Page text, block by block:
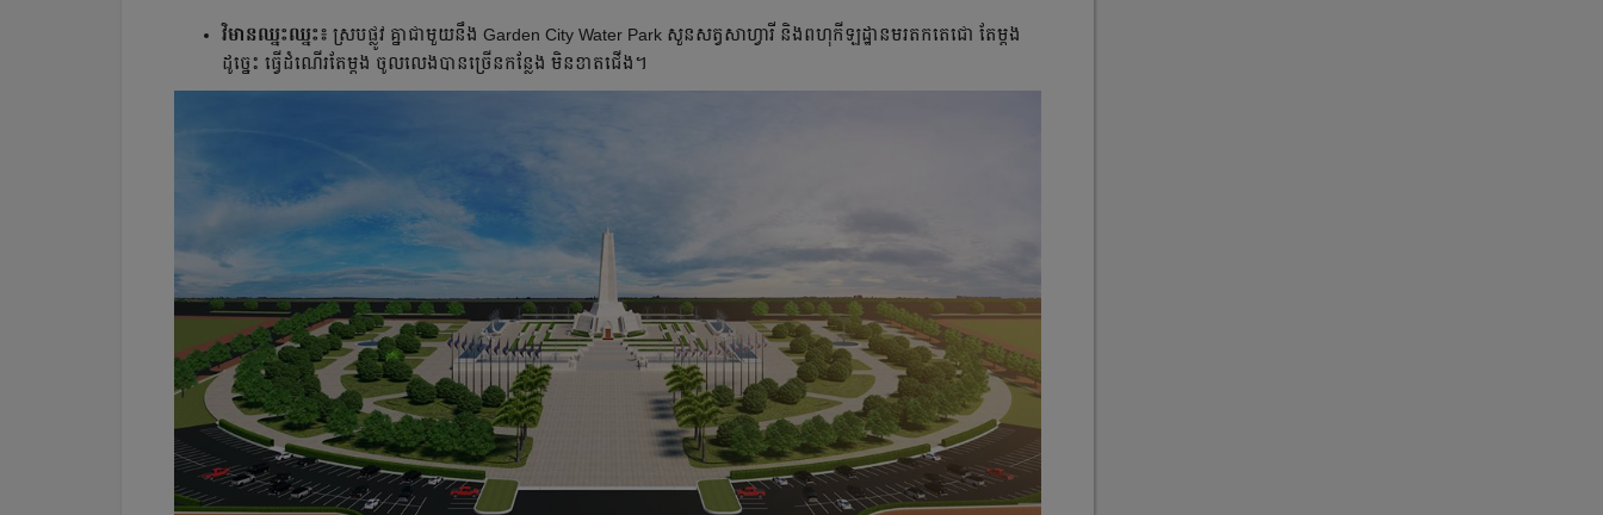
វិមានឈ្នះឈ្នះ៖ ស្របផ្លូវ គ្នាជាមួយនឹង Garden City Water Park សួនសត្វសាហ្វារី និងពហុកីឡដ្ឋានមរតកតេជោ តែម្ដង
ដូច្នេះ ធ្វើដំណើរតែម្ដង ចូលលេងបានច្រើនកន្លែង មិនខាតជើង។